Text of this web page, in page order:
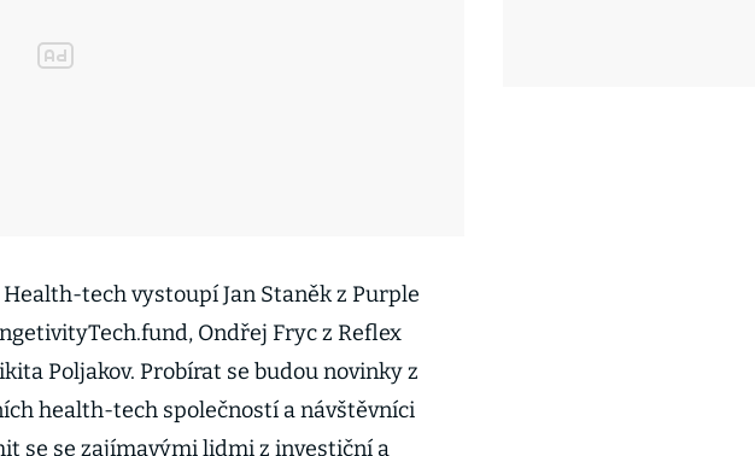
tech vystoupí Jan Staněk z Purple
Ondřej Fryc z Reflex
Poljakov. Probírat se budou novinky z
health-tech společností a návštěvníci
se se zajímavými lidmi z investiční a